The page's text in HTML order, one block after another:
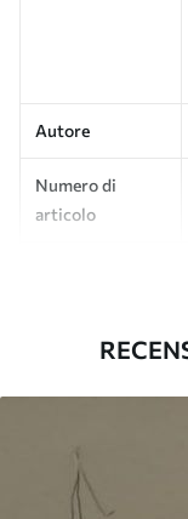
Autore
Numero di
articolo
Pulizia